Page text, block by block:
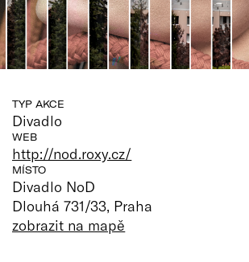
TYP AKCE
Divadlo
WEB
http://nod.roxy.cz/
MÍSTO
Divadlo NoD
Dlouhá 731/33, Praha
zobrazit na mapě